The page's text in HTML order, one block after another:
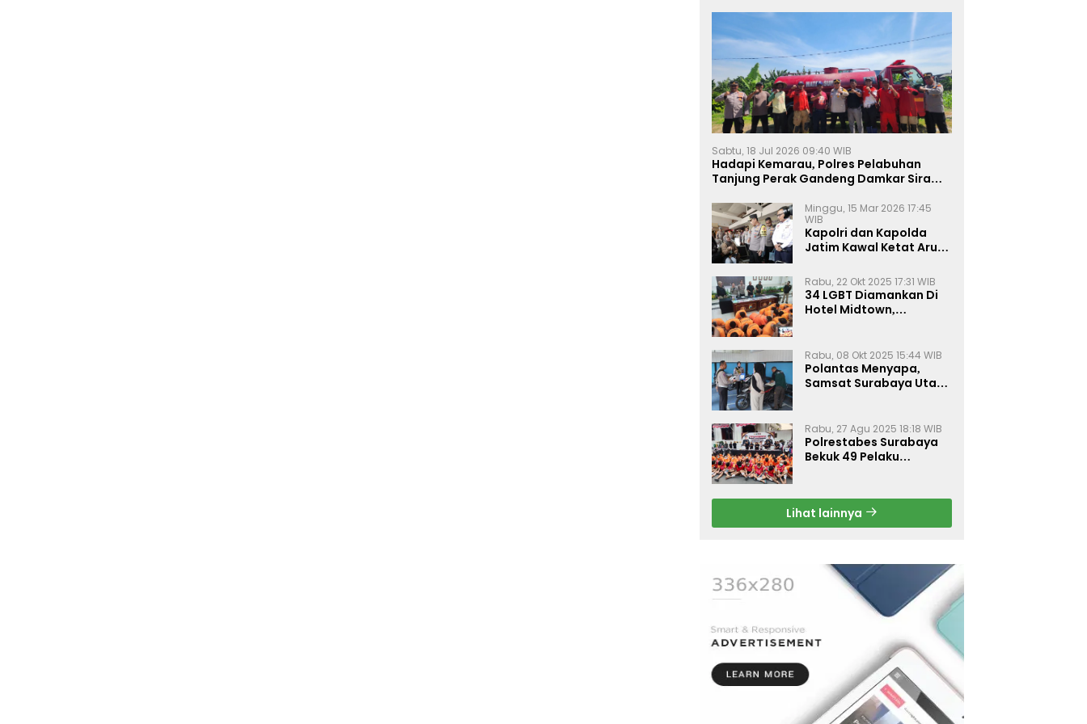
Sabtu, 18 Jul 2026 09:40 WIB
Hadapi Kemarau, Polres Pelabuhan
Tanjung Perak Gandeng Damkar Siram
Minggu, 15 Mar 2026 17:45
WIB
Kapolri dan Kapolda
Jatim Kawal Ketat Arus
Rabu, 22 Okt 2025 17:31 WIB
34 LGBT Diamankan Di
Hotel Midtown,
Rabu, 08 Okt 2025 15:44 WIB
Polantas Menyapa,
Samsat Surabaya Utara
Rabu, 27 Agu 2025 18:18 WIB
Polrestabes Surabaya
Bekuk 49 Pelaku
Gratis
Lihat lainnya